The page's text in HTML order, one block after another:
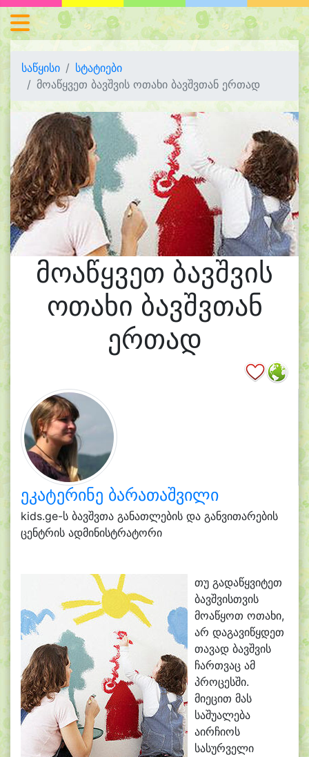
საწყისი
სტატიები
მოაწყვეთ ბავშვის ოთახი ბავშვთან ერთად
მოაწყვეთ ბავშვის
ოთახი ბავშვთან
ერთად
ეკატერინე ბარათაშვილი
kids.ge-ს ბავშვთა განათლების და განვითარების
ცენტრის ადმინისტრატორი
თუ გადაწყვიტეთ
ბავშვისთვის
მოაწყოთ ოთახი,
არ დაგავიწყდეთ
თავად ბავშვის
ჩართვაც ამ
პროცესში.
მიეცით მას
საშუალება
აირჩიოს
სასურველი